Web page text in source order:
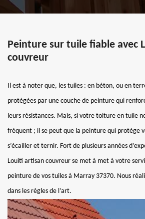
Peinture sur tuile fiable avec
couvreur
Il est à noter que, les tuiles : en béton, ou en
protégées par une couche de peinture qui
leurs résistances. Mais, si votre toiture en tuile
fréquent ; il se peut que la peinture qui protège
s’écailler et ternir. Fort de plusieurs années
Louiti artisan couvreur se met à met à votre
peinture de vos tuiles à Marray 37370. Nous
dans les règles de l’art.